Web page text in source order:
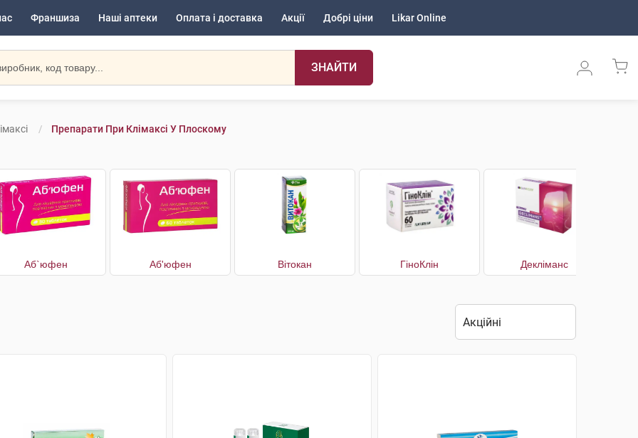
Франшиза Наші аптеки Оплата і доставка Акції Добрі ціни Likar Online
ЗНАЙТИ
Препарати При Клімаксі У Плоскому
Аб`юфен Аб'юфен Вітокан ГіноКлін Декліманс